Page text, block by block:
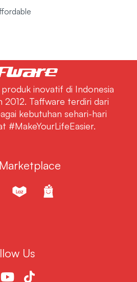
inovatif di Indonesia
2012. Taffware terdiri dari
kebutuhan sehari-hari
#MakeYourLifeEasier.
Us